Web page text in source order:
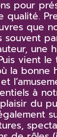
pour
qualité.
que
souvent
une
vient
la bonne
à
du